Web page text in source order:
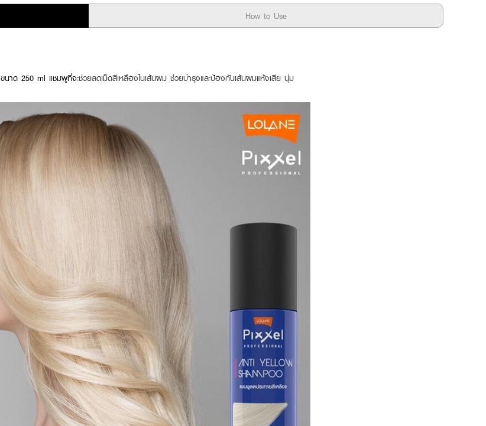
How to Use
ขนาด 250 ml แชมพูที่จะช่วยลดเม็ดสีเหลืองในเส้นผม ช่วยบำรุงและป้องกันเส้นผมแห้งเสีย นุ่ม